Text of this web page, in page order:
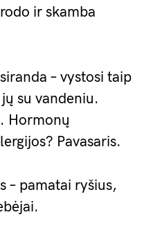
ir skamba
– vystosi taip
su vandeniu.
Hormonų
Pavasaris.
– pamatai ryšius,